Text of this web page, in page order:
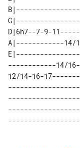
B|------------------
D|6h7--7-9-
A|------------
------------14/16-
12/14-16-